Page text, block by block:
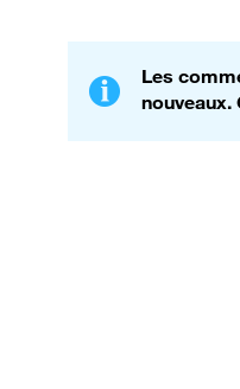
Les
nouveaux.